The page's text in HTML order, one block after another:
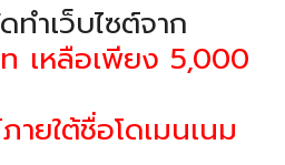
ำเว็บไซต์จาก
เหลือเพียง 5,000
ายใต้ชื่อโดเมนเนม